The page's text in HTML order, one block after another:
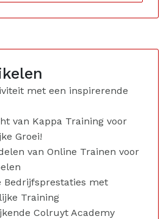
met een inspirerende
van Kappa Training voor
Groei!
van Online Trainen voor
Bedrijfsprestaties met
Training
Colruyt Academy